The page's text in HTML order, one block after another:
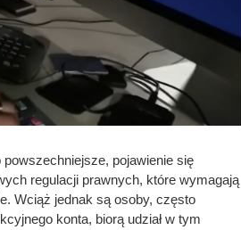
pojawienie się
regulacji prawnych, które wymagają
Wciąż jednak są osoby, często
konta, biorą udział w tym